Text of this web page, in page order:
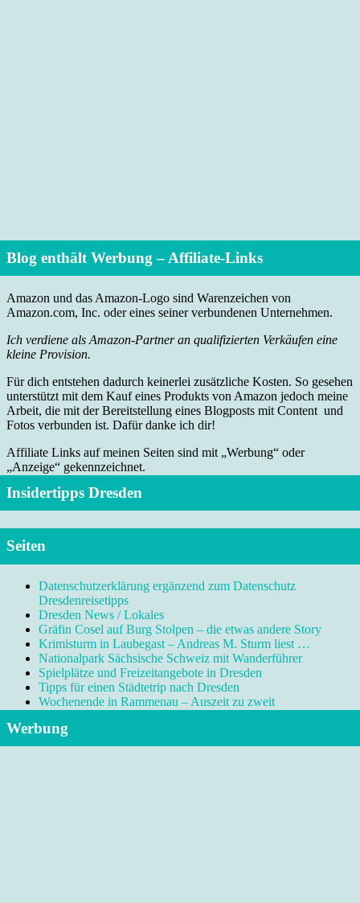
Blog enthält Werbung – Affiliate-Links
Amazon und das Amazon-Logo sind Warenzeichen von
Amazon.com, Inc. oder eines seiner verbundenen Unternehmen.
Ich verdiene als Amazon-Partner an qualifizierten Verkäufen eine
kleine Provision.
Für dich entstehen dadurch keinerlei zusätzliche Kosten. So gesehen
unterstützt mit dem Kauf eines Produkts von Amazon jedoch meine
Arbeit, die mit der Bereitstellung eines Blogposts mit Content und
Fotos verbunden ist. Dafür danke ich dir!
Affiliate Links auf meinen Seiten sind mit „Werbung“ oder
„Anzeige“ gekennzeichnet.
Insidertipps Dresden
Seiten
Datenschutzerklärung ergänzend zum Datenschutz
Dresdenreisetipps
Dresden News / Lokales
Gräfin Cosel auf Burg Stolpen – die etwas andere Story
Krimisturm in Laubegast – Andreas M. Sturm liest …
Nationalpark Sächsische Schweiz mit Wanderführer
Spielplätze und Freizeitangebote in Dresden
Tipps für einen Städtetrip nach Dresden
Wochenende in Rammenau – Auszeit zu zweit
Werbung